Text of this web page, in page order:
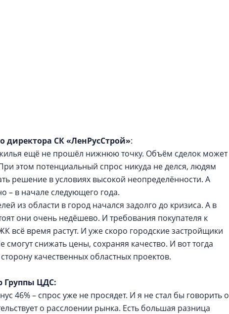
директора СК «ЛенРусСтрой»:
ещё не прошёл нижнюю точку. Объём сделок может
этом потенциальный спрос никуда не делся, людям
решение в условиях высокой неопределённости. А
– в начале следующего года.
из области в город начался задолго до кризиса. А в
они очень недёшево. И требования покупателя к
всё время растут. И уже скоро городские застройщики
снижать цены, сохраняя качество. И вот тогда
качественных областных проектов.
Группы ЦДС:
46% – спрос уже не просядет. И я не стал бы говорить о
о расслоении рынка. Есть большая разница